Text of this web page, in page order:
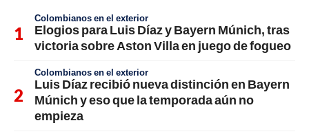
Colombianos en el exterior
Elogios para Luis Díaz y Bayern Múnich, tras
victoria sobre Aston Villa en juego de fogueo
Colombianos en el exterior
Luis Díaz recibió nueva distinción en Bayern
Múnich y eso que la temporada aún no
empieza